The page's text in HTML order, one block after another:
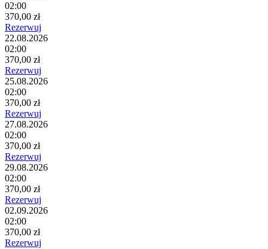
02:00
370,00 zł
Rezerwuj
22.08.2026
02:00
370,00 zł
Rezerwuj
25.08.2026
02:00
370,00 zł
Rezerwuj
27.08.2026
02:00
370,00 zł
Rezerwuj
29.08.2026
02:00
370,00 zł
Rezerwuj
02.09.2026
02:00
370,00 zł
Rezerwuj